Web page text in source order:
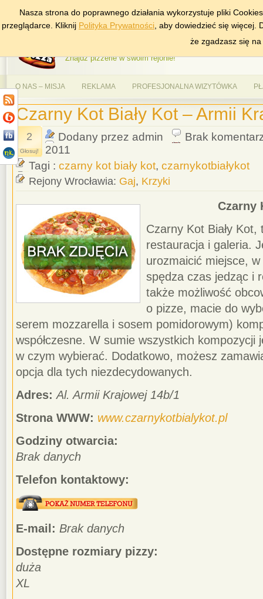
DODAJ NAS DO ULUBIONYCH ZNAJDŹ
AlePizza.com –
Znajdź pizzerie w swoim rejonie!
O NAS – MISJA REKLAMA PROFESJONALNA WIZYTÓWKA
Czarny Kot Biały Kot – Armii
2
Głosuj!
Dodany przez admin
Brak
2011
Tagi : czarny kot biały kot, czarnykotbiałykot
Rejony Wrocławia: Gaj, Krzyki
Czarny
Czarny Kot Biały
restauracja i galeria.
urozmaicić miejsce,
spędza czas jedząc i
także możliwość
o pizze, macie do
serem mozzarella i sosem pomidorowym)
współczesne. W sumie wszystkich
w czym wybierać. Dodatkowo, możesz
opcja dla tych niezdecydowanych.
Adres: Al. Armii Krajowej 14b/1
Strona WWW: www.czarnykotbialykot.pl
Godziny otwarcia:
Brak danych
Telefon kontaktowy:
E-mail: Brak danych
Dostępne rozmiary pizzy:
duża
XL
Nasza strona do poprawnego działania wykorzystuje pliki
przeglądarce. Kliknij Polityka Prywatności , aby dowiedzieć się
że zgadzasz się